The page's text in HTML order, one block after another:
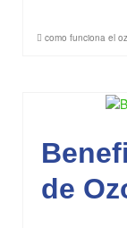
como funciona el
de